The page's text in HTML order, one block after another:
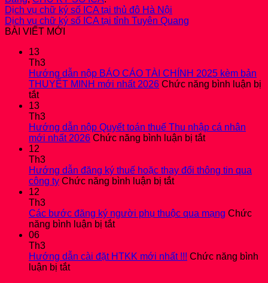
Dịch vụ chữ ký số ICA tại thủ đô Hà Nội
Dịch vụ chữ ký số ICA tại tỉnh Tuyên Quang
BÀI VIẾT MỚI
13
Th3
Hướng dẫn nộp BÁO CÁO TÀI CHÍNH 2025 kèm bản
THUYẾT MINH mới nhất 2026 Chức năng bình luận bị
tắtở
Hướng
dẫn
nộp
BÁO
CÁO
TÀI
CHÍNH
2025
kèm
bản
THUYẾT
MINH
mới
nhất
2026
13
Th3
Hướng dẫn nộp Quyết toán thuế Thu nhập cá nhân
mới nhất 2026 Chức năng bình luận bị tắtở
nộp
Thu
mới
12
Th3
Hướng dẫn đăng ký thuế hoặc thay đổi thông tin qua
công ty Chức năng bình luận bị tắtở
đăng
thay
12
Th3
Các bước đăng ký người phụ thuộc qua mạng Chức
năng bình luận bị tắtở
đăng
06
Th3
Hướng dẫn cài đặt HTKK mới nhất !!! Chức năng bình
luận bị tắtở